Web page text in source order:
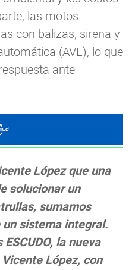
las motos
con balizas, sirena y
(AVL), lo que
ante
López que una
solucionar un
sumamos
sistema integral.
la nueva
López, con